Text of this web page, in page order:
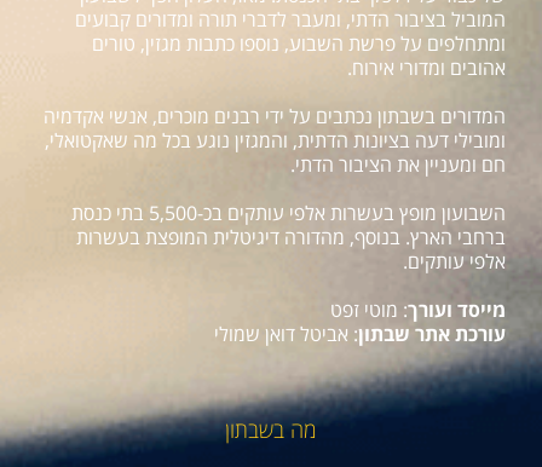
המוביל בציבור הדתי, ומעבר לדברי תורה ומדורים קבועים
ומתחלפים על פרשת השבוע, נוספו כתבות מגזין, טורים
אהובים ומדורי אירוח.
המדורים בשבתון נכתבים על ידי רבנים מוכרים, אנשי אקדמיה
ומובילי דעה בציונות הדתית, והמגזין נוגע בכל מה שאקטואלי,
חם ומעניין את הציבור הדתי.
השבועון מופץ בעשרות אלפי עותקים בכ-5,500 בתי כנסת
ברחבי הארץ. בנוסף, מהדורה דיגיטלית המופצת בעשרות
אלפי עותקים.
מייסד ועורך: מוטי זפט
עורכת אתר שבתון: אביטל דואן שמולי
מה בשבתון